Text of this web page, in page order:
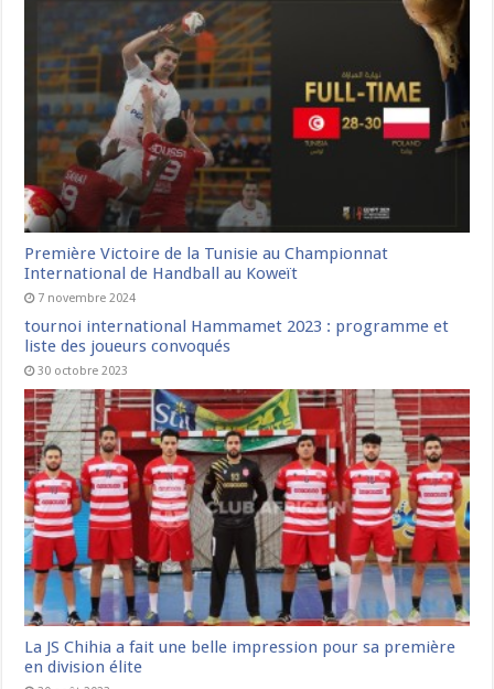
Première Victoire de la Tunisie au Championnat
International de Handball au Koweït
7 novembre 2024
tournoi international Hammamet 2023 : programme et
liste des joueurs convoqués
30 octobre 2023
La JS Chihia a fait une belle impression pour sa première
en division élite